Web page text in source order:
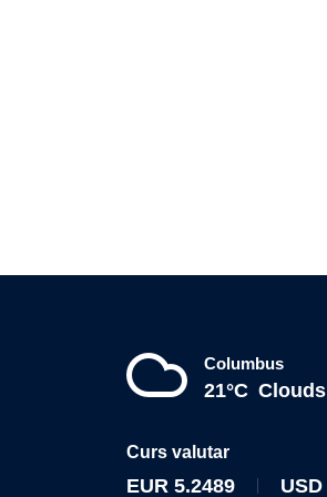
Columbus
21°C Clouds
Curs valutar
EUR 5.2489 USD